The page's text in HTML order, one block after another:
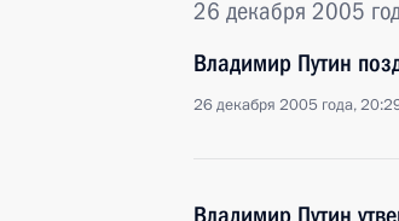
26 декабря 2005
Владимир Путин
26 декабря 2005 года,
Владимир Путин